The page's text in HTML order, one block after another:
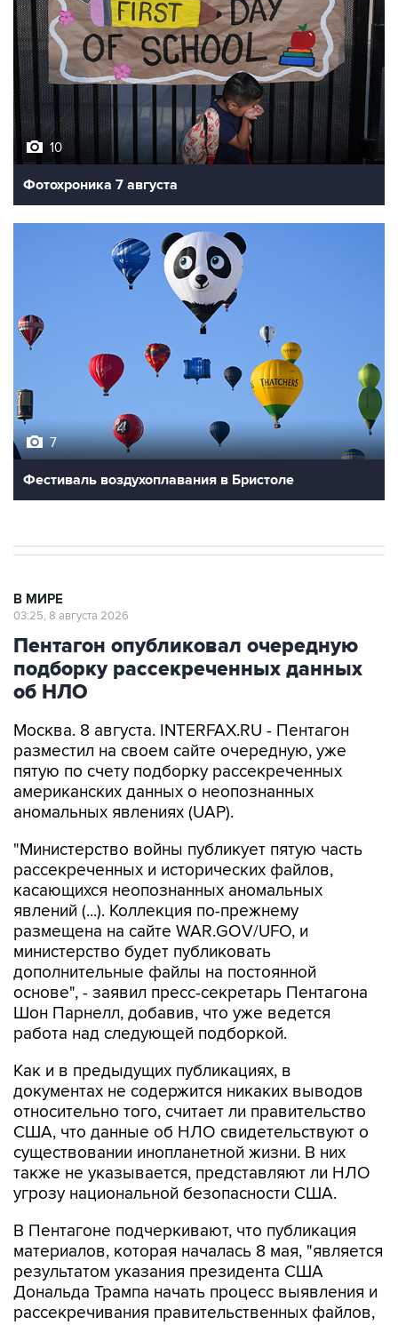
10
Фотохроника 7 августа
7
Фестиваль воздухоплавания в Бристоле
В МИРЕ
03:25, 8 августа 2026
Пентагон опубликовал очередную
подборку рассекреченных данных
об НЛО
Москва. 8 августа. INTERFAX.RU - Пентагон
разместил на своем сайте очередную, уже
пятую по счету подборку рассекреченных
американских данных о неопознанных
аномальных явлениях (UAP).
"Министерство войны публикует пятую часть
рассекреченных и исторических файлов,
касающихся неопознанных аномальных
явлений (...). Коллекция по-прежнему
размещена на сайте WAR.GOV/UFO, и
министерство будет публиковать
дополнительные файлы на постоянной
основе", - заявил пресс-секретарь Пентагона
Шон Парнелл, добавив, что уже ведется
работа над следующей подборкой.
Как и в предыдущих публикациях, в
документах не содержится никаких выводов
относительно того, считает ли правительство
США, что данные об НЛО свидетельствуют о
существовании инопланетной жизни. В них
также не указывается, представляют ли НЛО
угрозу национальной безопасности США.
В Пентагоне подчеркивают, что публикация
материалов, которая началась 8 мая, "является
результатом указания президента США
Дональда Трампа начать процесс выявления и
рассекречивания правительственных файлов,